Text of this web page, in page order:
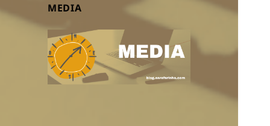
MEDIA